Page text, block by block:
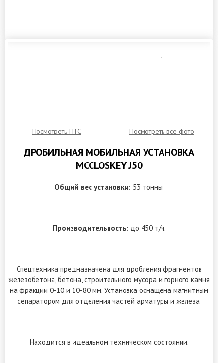
Посмотреть ПТС Посмотреть все фото
ДРОБИЛЬНАЯ МОБИЛЬНАЯ УСТАНОВКА
MCCLOSKEY J50
Общий вес установки: 53 тонны.
Производительность: до 450 т/ч.
Спецтехника предназначена для дробления фрагментов
железобетона, бетона, строительного мусора и горного камня
на фракции 0-10 и 10-80 мм. Установка оснащена магнитным
сепаратором для отделения частей арматуры и железа.
Находится в идеальном техническом состоянии.